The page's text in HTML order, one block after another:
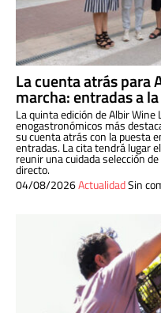
La cuenta atrás para
marcha: entradas a
La quinta edición de Albir
enogastronómicos más
su cuenta atrás con la puesta
entradas. La cita tendrá lugar
reunir una cuidada selección
directo.
04/08/2026ActualidadSin